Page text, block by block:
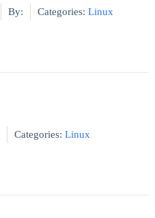
By: Categories: Linux
Categories: Linux